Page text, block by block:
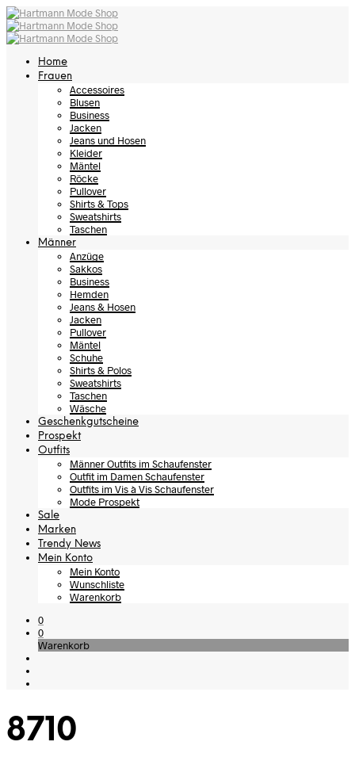
Home
Frauen
Accessoires
Blusen
Business
Jacken
Jeans und Hosen
Kleider
Mäntel
Röcke
Pullover
Shirts & Tops
Sweatshirts
Taschen
Männer
Anzüge
Sakkos
Business
Hemden
Jeans & Hosen
Jacken
Pullover
Mäntel
Schuhe
Shirts & Polos
Sweatshirts
Taschen
Wäsche
Geschenkgutscheine
Prospekt
Outfits
Männer Outfits im Schaufenster
Outfit im Damen Schaufenster
Outfits im Vis à Vis Schaufenster
Mode Prospekt
Sale
Marken
Trendy News
Mein Konto
Mein Konto
Wunschliste
Warenkorb
0
0
Warenkorb
8710